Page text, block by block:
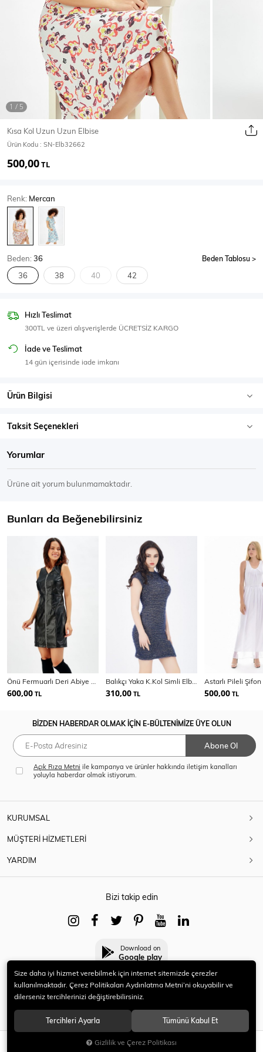
Ceket Mont & Kaban Yağmurluk
T-SHİRT & BLUZ
T-Shirt
Body
SPOR GİYİM
Eşofman Üstü
Kısa Kol Uzun Uzun Elbise
Ürün Kodu : SN-Elb32662
500,00TL
Renk: Mercan
Beden:36 Beden Tablosu
36 38 40 42
SEPETE EKLE
Hızlı Teslimat
300TL ve üzeri alışverişlerde ÜCRETSİZ KARGO
İade ve Teslimat
14 gün içerisinde iade imkanı
Ürün Bilgisi
Taksit Seçenekleri
Yorumlar
Ürüne ait yorum bulunmamaktadır.
Bunları da Beğenebilirsiniz
600,00 TL 310,00 TL 500,00 TL
BİZDEN HABERDAR OLMAK İÇİN E-BÜLTENİMİZE ÜYE OLUN
Abone Ol
Açık Rıza Metni ile kampanya ve ürünler hakkında iletişim kanalları
yoluyla haberdar olmak istiyorum.
KURUMSAL
MÜŞTERİ HİZMETLERİ
YARDIM
Bizi takip edin
Download on
Google play
© 2021 HERYENİ. Tüm hakları saklıdır.
Size daha iyi hizmet verebilmek için internet sitemizde çerezler
kullanılmaktadır. Çerez Politikaları Aydınlatma Metni’ni okuyabilir ve
dilerseniz tercihlerinizi değiştirebilirsiniz.
Tercihleri Ayarla Tümünü Kabul Et
Gizlilik ve Çerez Politikası